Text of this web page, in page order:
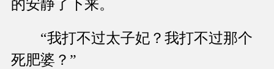
的安静了下来。
“我打不过太子妃？我打不过那个
死肥婆？”